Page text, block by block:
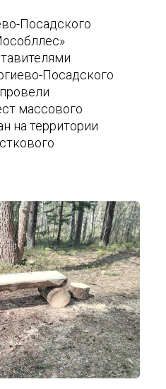
Посадского
Посадского
массового
на территории